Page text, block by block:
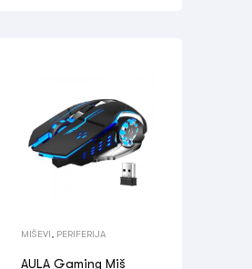
MIŠEVI PERIFERIJA
AULA Gaming Miš